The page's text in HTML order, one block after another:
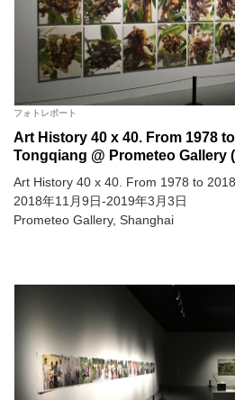
フォトレポート
Art History 40 x 40. From 1978
Tongqiang @ Prometeo Gallery
Art History 40 x 40. From 1978 to
2018年11月9日-2019年3月3日
Prometeo Gallery, Shanghai